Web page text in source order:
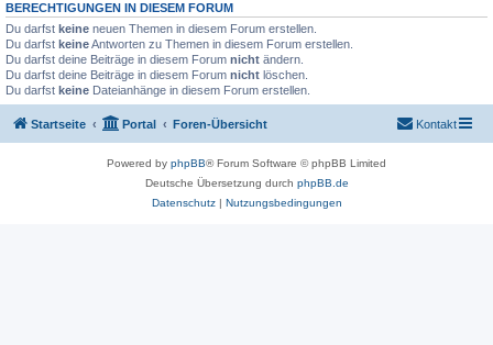
BERECHTIGUNGEN IN DIESEM FORUM
Du darfst keine neuen Themen in diesem Forum erstellen.
Du darfst keineAntworten zu Themen in diesem Forum erstellen.
Du darfst deine Beiträge in diesem Forum nicht ändern.
Du darfst deine Beiträge in diesem Forum nicht löschen.
Du darfst keine Dateianhänge in diesem Forum erstellen.
Startseite Portal Foren-Übersicht Kontakt
Powered by phpBB® Forum Software © phpBB Limited
Deutsche Übersetzung durch phpBB.de
Datenschutz| Nutzungsbedingungen